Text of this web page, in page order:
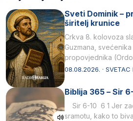
Sveti Dominik –
širitelj krunice
Crkva 8. kolovoza
Guzmana,
propovjednika
Svojim životom,
08.08.2026. · SVETAC
Biblija 365 – Sir
Sir 6-10 6 1 Jer
sramotu, kako to